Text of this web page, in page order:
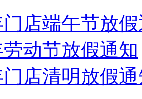
门店端午节放
劳动节放假通知
门店清明放假